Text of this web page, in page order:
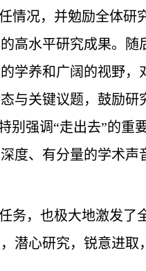
情况，并勉励全体研
高水平研究成果。 随
学养和广阔的视野，
与关键议题，鼓励研
别强调“走出去”的重
度、有分量的学术
务，也极大地激发了
潜心研究，锐意进取，